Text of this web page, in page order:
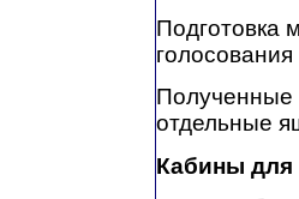
Подготовка
Полученные
отдельные
Кабины для